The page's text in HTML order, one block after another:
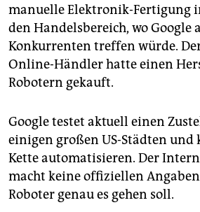
manuelle Elektronik-Fertigung
den Handelsbereich, wo Google
Konkurrenten treffen würde.
Online-Händler hatte einen
Robotern gekauft.
Google testet aktuell einen
einigen großen US-Städten und
Kette automatisieren. Der
macht keine offiziellen
Roboter genau es gehen soll.